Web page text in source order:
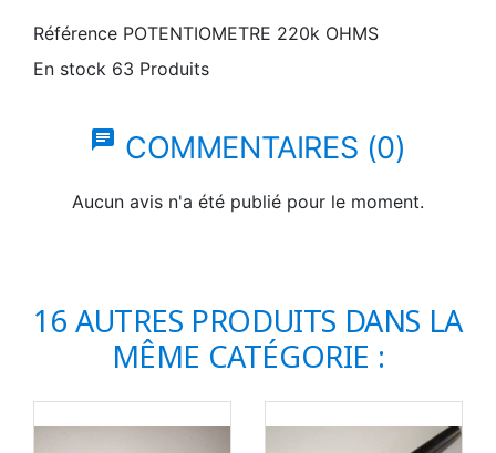
Référence POTENTIOMETRE 220k OHMS
En stock 63 Produits
chat COMMENTAIRES (0)
Aucun avis n'a été publié pour le moment.
16 AUTRES PRODUITS DANS LA
MÊME CATÉGORIE :